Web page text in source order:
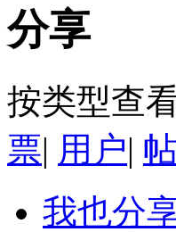
分享
按类型查
票| 用户|
我也分